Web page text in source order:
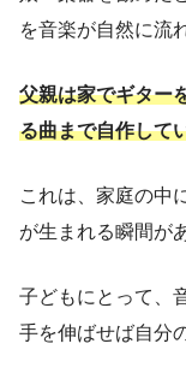
を音楽が自然に流
父親は家でギター
る曲まで自作して
これは、家庭の中
が生まれる瞬間が
子どもにとって、
手を伸ばせば自分